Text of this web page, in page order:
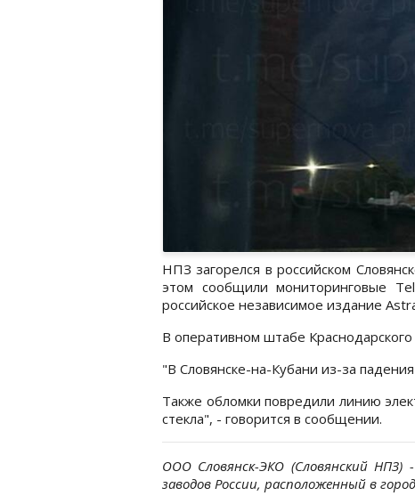
НПЗ загорелся в российском
этом сообщили мониторинговые
российское независимое издание
В оперативном штабе
"В Словянске-на-Кубани из-за
Также обломки повредили линию
стекла", - говорится в сообщении.
ООО Словянск-ЭКО (Словянский
заводов России, расположенный в